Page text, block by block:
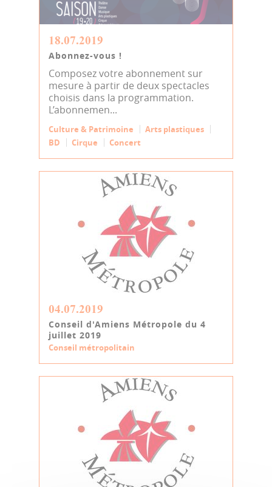
18.07.2019
Abonnez-vous !
Composez votre abonnement sur
mesure à partir de deux spectacles
choisis dans la programmation.
L’abonnemen...
Culture & Patrimoine
Arts plastiques
BD
Cirque Concert
04.07.2019
Conseil d'Amiens Métropole du 4
juillet 2019
Conseil métropolitain